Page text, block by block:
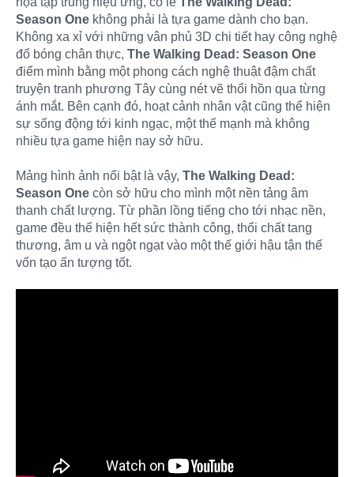
Season One không phải là tựa game dành cho bạn.
Không xa xỉ với những vân phủ 3D chi tiết hay công nghệ
đổ bóng chân thực, The Walking Dead: Season One
điểm mình bằng một phong cách nghệ thuật đậm chất
truyện tranh phương Tây cùng nét vẽ thổi hồn qua từng
ánh mắt. Bên cạnh đó, hoạt cảnh nhân vật cũng thể hiện
sự sống động tới kinh ngạc, một thế mạnh mà không
nhiều tựa game hiện nay sở hữu.
Mảng hình ảnh nổi bật là vậy, The Walking Dead:
Season One còn sở hữu cho mình một nền tảng âm
thanh chất lượng. Từ phần lồng tiếng cho tới nhạc nền,
game đều thể hiện hết sức thành công, thổi chất tang
thương, âm u và ngột ngạt vào một thế giới hậu tận thế
vốn tạo ấn tượng tốt.